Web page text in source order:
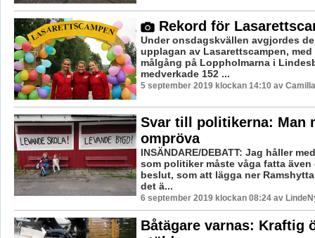
Rekord för
Under onsdagskvällen avgjordes
upplagan av Lasarettscampen,
målgång på Loppholmarna i
medverkade 152 ...
5 september 2019 klockan 14:10 av
Svar till politikerna: Man
ompröva
INSÄNDARE/DEBATT: Jag håller
som politiker måste våga fatta även
beslut, som att lägga ner
det ä...
6 september 2019 klockan 08:24 av
Båtägare varnas: Kraftig